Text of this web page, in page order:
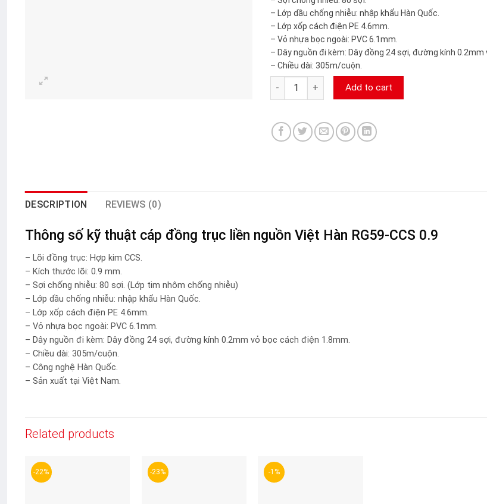
– Lớp dầu chống nhiễu: nhập khẩu Hàn Quốc.
– Lớp xốp cách điện PE 4.6mm.
– Vỏ nhựa bọc ngoài: PVC 6.1mm.
– Dây nguồn đi kèm: Dây đồng 24 sợi, đường kính
– Chiều dài: 305m/cuộn.
Cáp đồng trục liền nguồn Việt Hàn RG59-CCS 0.9
Add to cart
DESCRIPTION REVIEWS (0)
Thông số kỹ thuật cáp đồng trục liền nguồn Việt Hàn RG59-CCS 0.9
– Lõi đồng trục: Hợp kim CCS.
– Kích thước lõi: 0.9 mm.
– Sợi chống nhiễu: 80 sợi. (Lớp tim nhôm chống nhiễu)
– Lớp dầu chống nhiễu: nhập khẩu Hàn Quốc.
– Lớp xốp cách điện PE 4.6mm.
– Vỏ nhựa bọc ngoài: PVC 6.1mm.
– Dây nguồn đi kèm: Dây đồng 24 sợi, đường kính 0.2mm vỏ bọc cách điện 1.8mm.
– Chiều dài: 305m/cuộn.
– Công nghệ Hàn Quốc.
– Sản xuất tại Việt Nam.
Related products
-22% -23% -1%